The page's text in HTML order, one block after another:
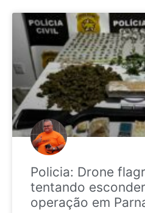
Policia: Drone
tentando
operação em